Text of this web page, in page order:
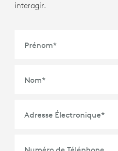
interagir.
Prénom*
Nom*
Adresse Électronique*